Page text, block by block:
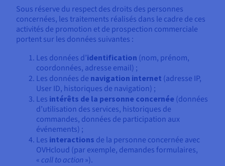
Sous réserve du respect des droits des personnes
concernées, les traitements réalisés dans le cadre de ces
activités de promotion et de prospection commerciale
portent sur les données suivantes :
Les données d’identification (nom, prénom,
coordonnées, adresse email) ;
Les données de navigation internet (adresse IP,
User ID, historiques de navigation) ;
Les intérêts de la personne concernée (données
d’utilisation des services, historiques de
commandes, données de participation aux
événements) ;
Les interactions de la personne concernée avec
OVHcloud (par exemple, demandes formulaires,
« call to action»).